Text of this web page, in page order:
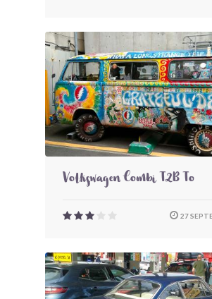
Volkswagen Combi T2B To
27